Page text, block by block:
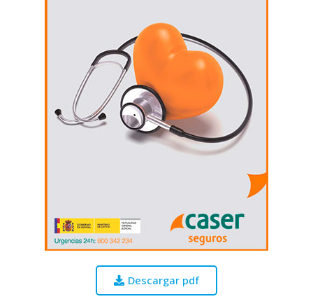
Descargar pdf